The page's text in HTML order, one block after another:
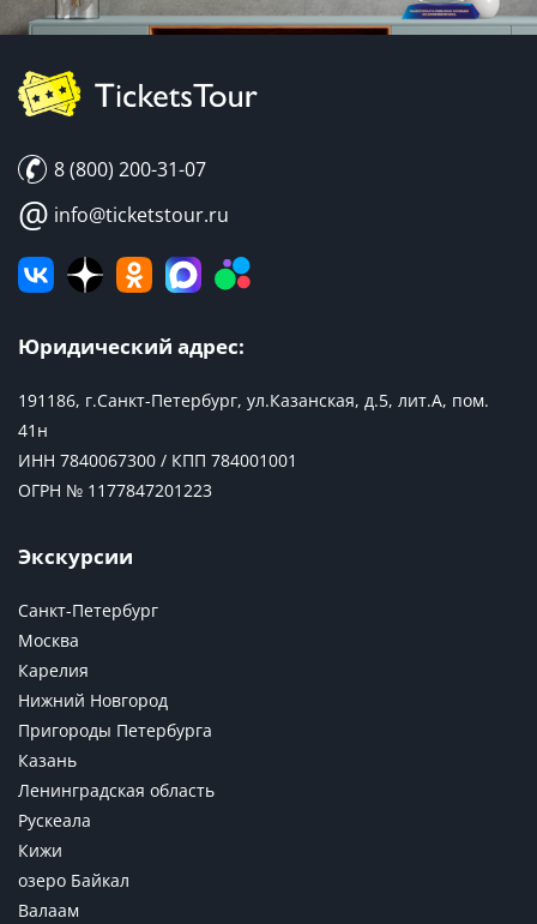
8 (800) 200-31-07
@ info@ticketstour.ru
Юридический адрес:
191186, г.Санкт-Петербург, ул.Казанская, д.5, лит.А, пом.
41н
ИНН 7840067300 / КПП 784001001
ОГРН № 1177847201223
Экскурсии
Санкт-Петербург
Москва
Карелия
Нижний Новгород
Пригороды Петербурга
Казань
Ленинградская область
Рускеала
Кижи
озеро Байкал
Валаам